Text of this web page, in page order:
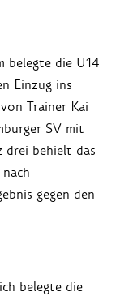
belegte die U14
Einzug ins
Trainer Kai
SV mit
drei behielt das
gegen den
belegte die